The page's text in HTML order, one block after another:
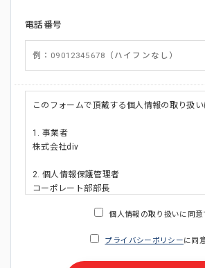
電話番号
このフォームで頂戴する個人情報の取り扱
1. 事業者
株式会社div
2. 個人情報保護管理者
コーポレート部部長
・ご請求された資料の送付のため
個人情報の取り扱いに同意
プライバシーポリシーに同